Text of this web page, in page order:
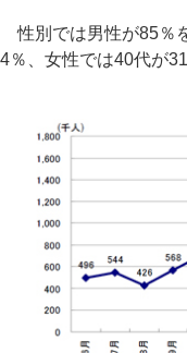
性別では男性が85％
4％、女性では40代が